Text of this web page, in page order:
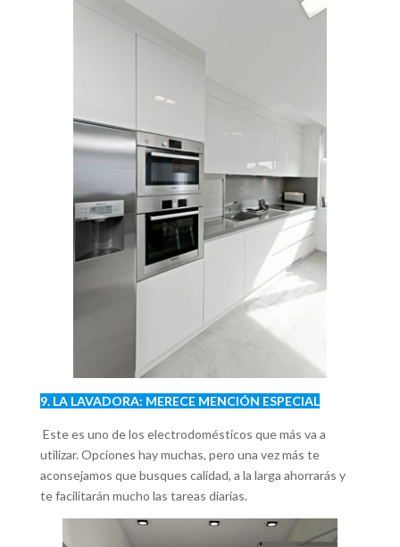
9. LA LAVADORA: MERECE MENCIÓN ESPECIAL
Este es uno de los electrodomésticos que más va a
utilizar. Opciones hay muchas, pero una vez más te
aconsejamos que busques calidad, a la larga ahorrarás y
te facilitarán mucho las tareas diarias.